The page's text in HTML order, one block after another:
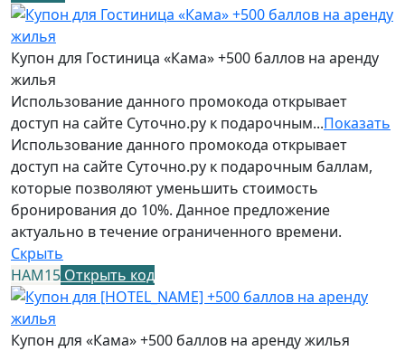
Купон для Гостиница «Кама» +500 баллов на аренду
жилья
Использование данного промокода открывает
доступ на сайте Суточно.ру к подарочным...Показать
Использование данного промокода открывает
доступ на сайте Суточно.ру к подарочным баллам,
которые позволяют уменьшить стоимость
бронирования до 10%. Данное предложение
актуально в течение ограниченного времени.
Скрыть
НАМ15 Открыть код
Купон для «Кама» +500 баллов на аренду жилья